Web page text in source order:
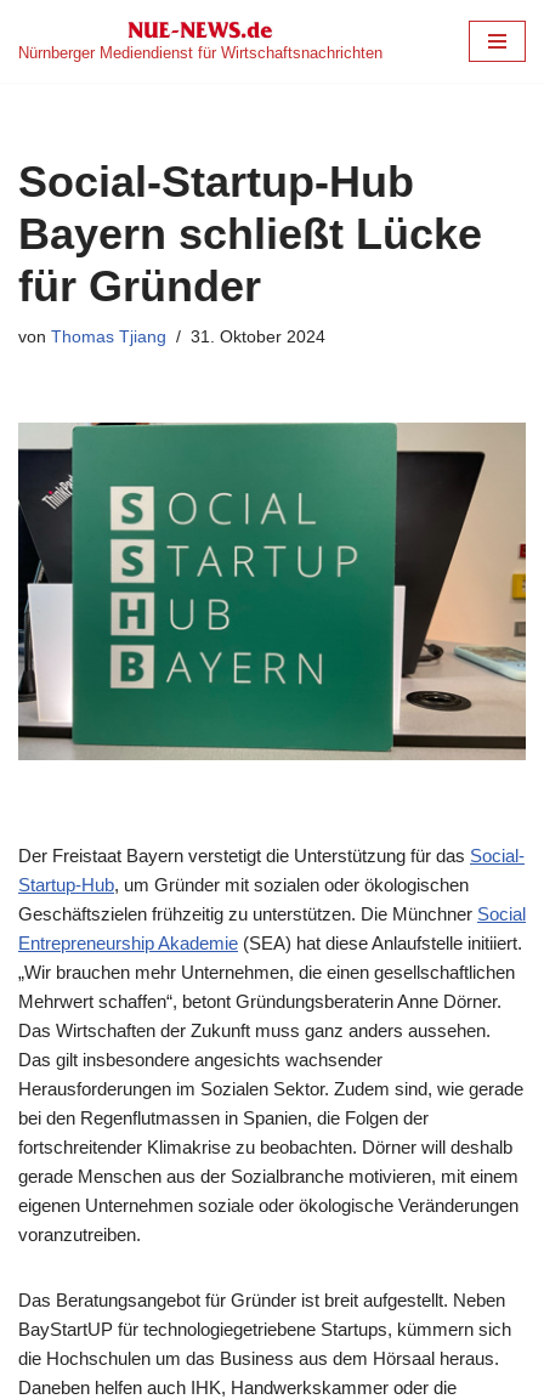
Zum
Nürnberger Mediendienst für Wirtschaftsnachrichten
Social-Startup-Hub
Bayern schließt Lücke
für Gründer
von Thomas Tjiang 31. Oktober 2024
Der Freistaat Bayern verstetigt die Unterstützung für das Social-
Startup-Hub, um Gründer mit sozialen oder ökologischen
Geschäftszielen frühzeitig zu unterstützen. Die Münchner Social
Entrepreneurship Akademie (SEA) hat diese Anlaufstelle initiiert.
„Wir brauchen mehr Unternehmen, die einen gesellschaftlichen
Mehrwert schaffen“, betont Gründungsberaterin Anne Dörner.
Das Wirtschaften der Zukunft muss ganz anders aussehen.
Das gilt insbesondere angesichts wachsender
Herausforderungen im Sozialen Sektor. Zudem sind, wie gerade
bei den Regenflutmassen in Spanien, die Folgen der
fortschreitender Klimakrise zu beobachten. Dörner will deshalb
gerade Menschen aus der Sozialbranche motivieren, mit einem
eigenen Unternehmen soziale oder ökologische Veränderungen
voranzutreiben.
Das Beratungsangebot für Gründer ist breit aufgestellt. Neben
BayStartUP für technologiegetriebene Startups, kümmern sich
die Hochschulen um das Business aus dem Hörsaal heraus.
Daneben helfen auch IHK, Handwerkskammer oder die